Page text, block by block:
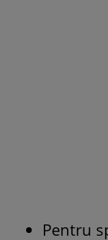
Pentru